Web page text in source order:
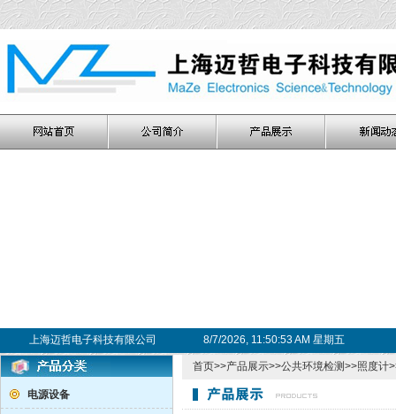
上海迈哲电子科技有限公司 8/7/2026, 11:50:54 AM 星期五
电源设备
首页>>产品展示>>公共环境检测>>照度计